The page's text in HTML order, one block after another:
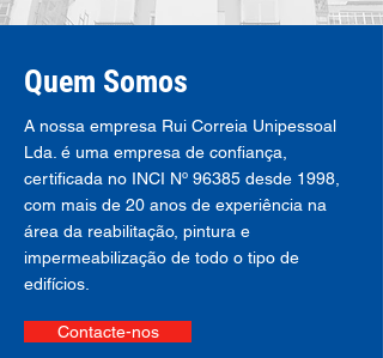
Quem Somos
A nossa empresa Rui Correia Unipessoal
Lda. é uma empresa de confiança,
certificada no INCI Nº 96385 desde 1998,
com mais de 20 anos de experiência na
área da reabilitação, pintura e
impermeabilização de todo o tipo de
edifícios.
Contacte-nos